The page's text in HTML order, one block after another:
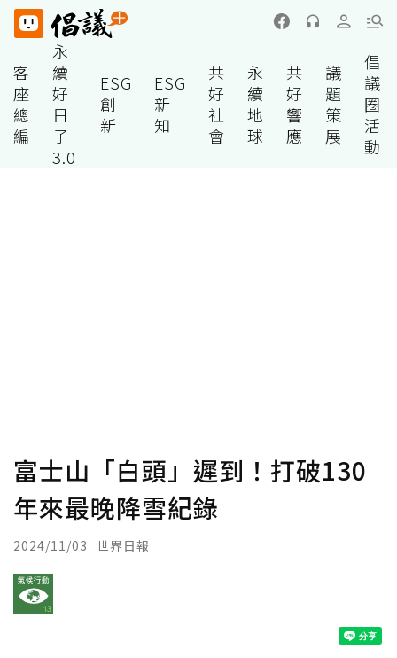
客
座
總
編
永
續
好
日
子
3.0
ESG
創
新
ESG
新
知
共
好
社
會
永
續
地
球
共
好
響
應
議
題
策
展
倡
議
圈
活
動
富士山「白頭」遲到！打破130
年來最晚降雪紀錄
2024/11/03 世界日報